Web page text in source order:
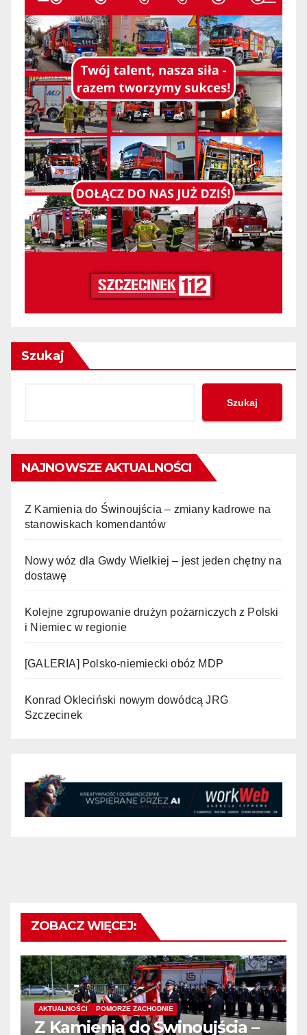
Szukaj
Szukaj
NAJNOWSZE AKTUALNOŚCI
Z Kamienia do Świnoujścia – zmiany kadrowe na
stanowiskach komendantów
Nowy wóz dla Gwdy Wielkiej – jest jeden chętny na
dostawę
Kolejne zgrupowanie drużyn pożarniczych z Polski
i Niemiec w regionie
[GALERIA] Polsko-niemiecki obóz MDP
Konrad Okleciński nowym dowódcą JRG
Szczecinek
ZOBACZ WIĘCEJ:
AKTUALNOŚCI POMORZE ZACHODNIE
Z Kamienia do Świnoujścia –